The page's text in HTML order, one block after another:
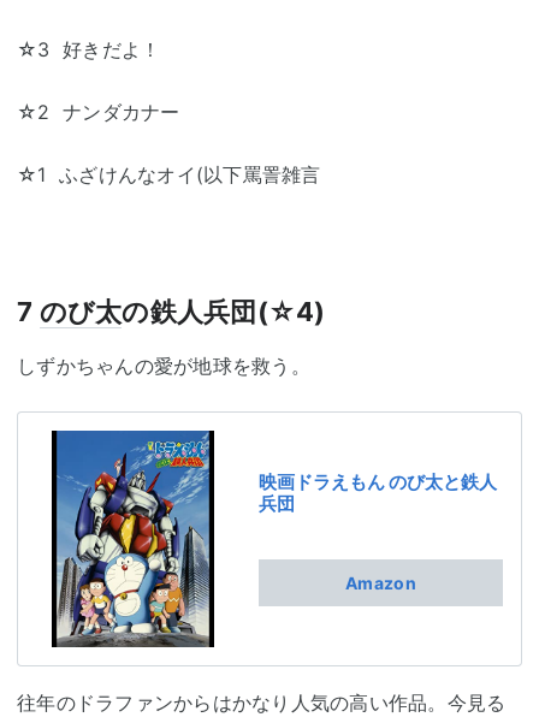
☆3 好きだよ！
☆2 ナンダカナー
☆1 ふざけんなオイ(以下罵詈雑言
7 のび太の鉄人兵団(☆4)
しずかちゃんの愛が地球を救う。
映画ドラえもん のび太と鉄人
兵団
Amazon
往年のドラファンからはかなり人気の高い作品。今見る